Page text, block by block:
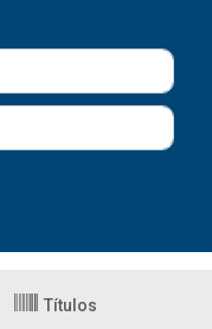
Títulos